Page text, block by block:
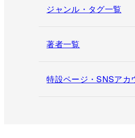
ジャンル・タグ一覧
著者一覧
特設ページ・SNSアカ